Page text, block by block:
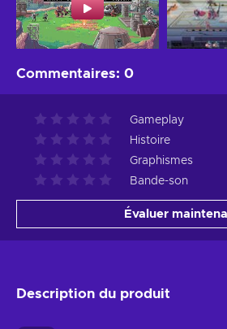
Commentaires: 0
Gameplay
Histoire
Graphismes
Bande-son
Évaluer
Description du produit